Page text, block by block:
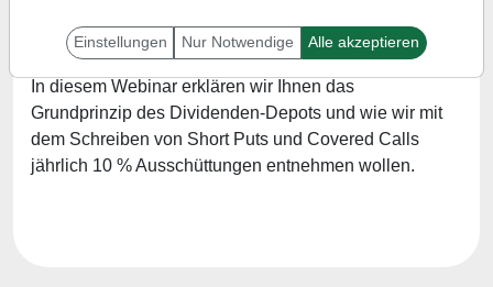
In diesem Webinar erklären wir Ihnen das
Grundprinzip des Dividenden-Depots und wie wir mit
dem Schreiben von Short Puts und Covered Calls
jährlich 10 % Ausschüttungen entnehmen wollen.
Einstellungen Nur Notwendige Alle akzeptieren